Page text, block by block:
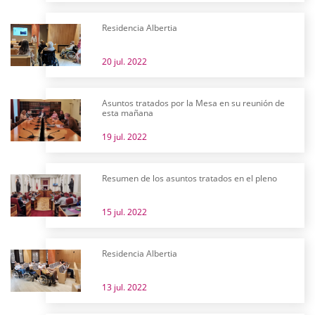
Residencia Albertia
20 jul. 2022
Asuntos tratados por la Mesa en su reunión de
esta mañana
19 jul. 2022
Resumen de los asuntos tratados en el pleno
15 jul. 2022
Residencia Albertia
13 jul. 2022